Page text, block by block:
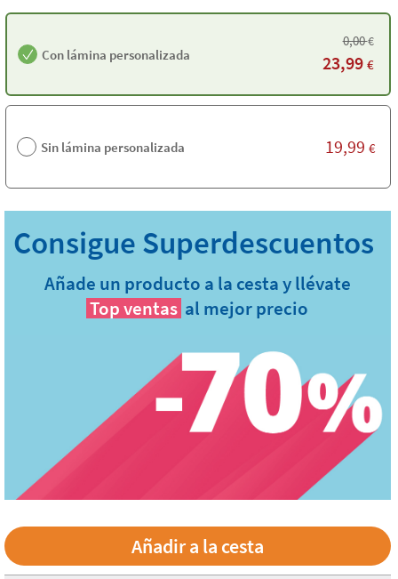
Con lámina personalizada
0,00€
23,99 €
Sin lámina personalizada 19,99 €
Añade un producto a la cesta y llévate
Top ventas al mejor precio